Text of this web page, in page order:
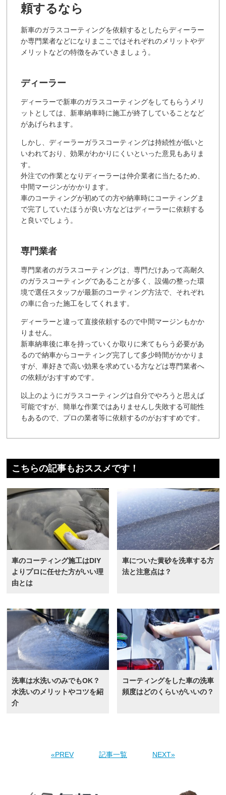
頼するなら
新車のガラスコーティングを依頼するとしたらディーラー
か専門業者などになりまここではそれぞれのメリットやデ
メリットなどの特徴をみていきましょう。
ディーラー
ディーラーで新車のガラスコーティングをしてもらうメリ
ットとしては、新車納車時に施工が終了していることなど
があげられます。
しかし、ディーラーガラスコーティングは持続性が低いと
いわれており、効果がわかりにくいといった意見もありま
す。
外注での作業となりディーラーは仲介業者に当たるため、
中間マージンがかかります。
車のコーティングが初めての方や納車時にコーティングま
で完了していたほうが良い方などはディーラーに依頼する
と良いでしょう。
専門業者
専門業者のガラスコーティングは、専門だけあって高耐久
のガラスコーティングであることが多く、設備の整った環
境で選任スタッフが最新のコーティング方法で、それぞれ
の車に合った施工をしてくれます。
ディーラーと違って直接依頼するので中間マージンもかか
りません。
新車納車後に車を持っていくか取りに来てもらう必要があ
るので納車からコーティング完了して多少時間がかかりま
すが、車好きで高い効果を求めている方などは専門業者へ
の依頼がおすすめです。
以上のようにガラスコーティングは自分でやろうと思えば
可能ですが、簡単な作業ではありませんし失敗する可能性
もあるので、プロの業者等に依頼するのがおすすめです。
こちらの記事もおススメです！
車のコーティング施工はDIY
よりプロに任せた方がいい理
由とは
車についた黄砂を洗車する方
法と注意点は？
洗車は水洗いのみでもOK？
水洗いのメリットやコツを紹
介
コーティングをした車の洗車
頻度はどのくらいがいいの？
«PREV 記事一覧 NEXT»